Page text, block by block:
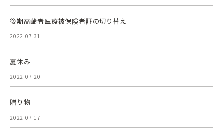
後期高齢者医療被保険者証の切り替え
2022.07.31
夏休み
2022.07.20
贈り物
2022.07.17